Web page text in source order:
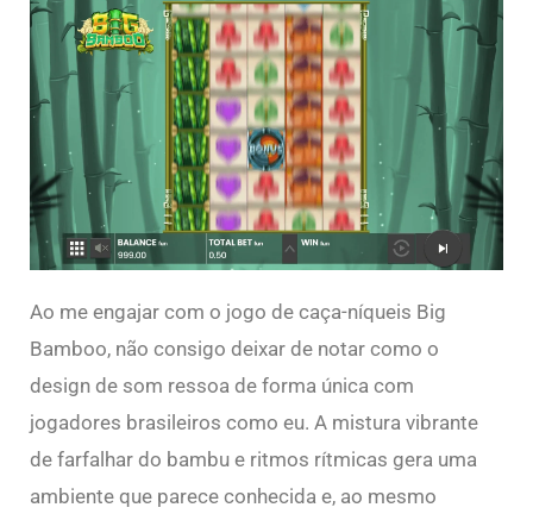
Ao me engajar com o jogo de caça-níqueis Big
Bamboo, não consigo deixar de notar como o
design de som ressoa de forma única com
jogadores brasileiros como eu. A mistura vibrante
de farfalhar do bambu e ritmos rítmicas gera uma
ambiente que parece conhecida e, ao mesmo